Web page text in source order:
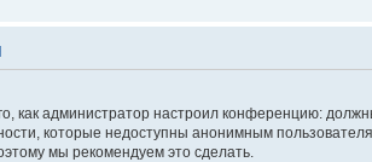
как администратор настроил конференцию:
которые недоступны анонимным
мы рекомендуем это сделать.